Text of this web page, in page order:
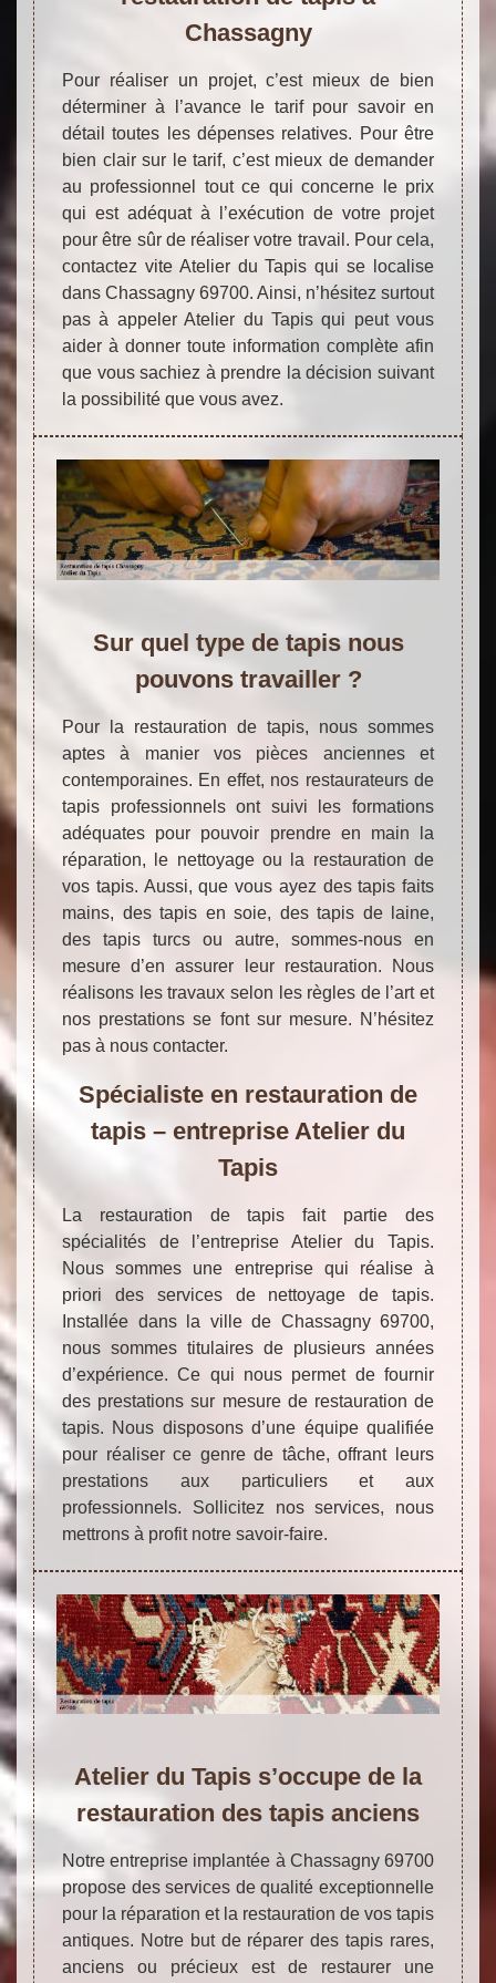
Chassagny
Pour réaliser un projet, c’est mieux de bien
déterminer à l’avance le tarif pour savoir en
détail toutes les dépenses relatives. Pour être
bien clair sur le tarif, c’est mieux de demander
au professionnel tout ce qui concerne le prix
qui est adéquat à l’exécution de votre projet
pour être sûr de réaliser votre travail. Pour cela,
contactez vite Atelier du Tapis qui se localise
dans Chassagny 69700. Ainsi, n’hésitez surtout
pas à appeler Atelier du Tapis qui peut vous
aider à donner toute information complète afin
que vous sachiez à prendre la décision suivant
la possibilité que vous avez.
Sur quel type de tapis nous
pouvons travailler ?
Pour la restauration de tapis, nous sommes
aptes à manier vos pièces anciennes et
contemporaines. En effet, nos restaurateurs de
tapis professionnels ont suivi les formations
adéquates pour pouvoir prendre en main la
réparation, le nettoyage ou la restauration de
vos tapis. Aussi, que vous ayez des tapis faits
mains, des tapis en soie, des tapis de laine,
des tapis turcs ou autre, sommes-nous en
mesure d’en assurer leur restauration. Nous
réalisons les travaux selon les règles de l’art et
nos prestations se font sur mesure. N’hésitez
pas à nous contacter.
Spécialiste en restauration de
tapis – entreprise Atelier du
Tapis
La restauration de tapis fait partie des
spécialités de l’entreprise Atelier du Tapis.
Nous sommes une entreprise qui réalise à
priori des services de nettoyage de tapis.
Installée dans la ville de Chassagny 69700,
nous sommes titulaires de plusieurs années
d’expérience. Ce qui nous permet de fournir
des prestations sur mesure de restauration de
tapis. Nous disposons d’une équipe qualifiée
pour réaliser ce genre de tâche, offrant leurs
prestations aux particuliers et aux
professionnels. Sollicitez nos services, nous
mettrons à profit notre savoir-faire.
Atelier du Tapis s’occupe de la
restauration des tapis anciens
Notre entreprise implantée à Chassagny 69700
propose des services de qualité exceptionnelle
pour la réparation et la restauration de vos tapis
antiques. Notre but de réparer des tapis rares,
anciens ou précieux est de restaurer une